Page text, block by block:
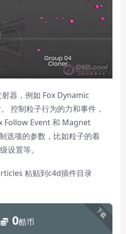
器，例如 Fox Dynamic
控制粒子行为的力和事件，
Follow Event 和 Magnet
选项的参数，比如粒子的着
设置等。
粘贴到c4d插件目录
下载
0酷币